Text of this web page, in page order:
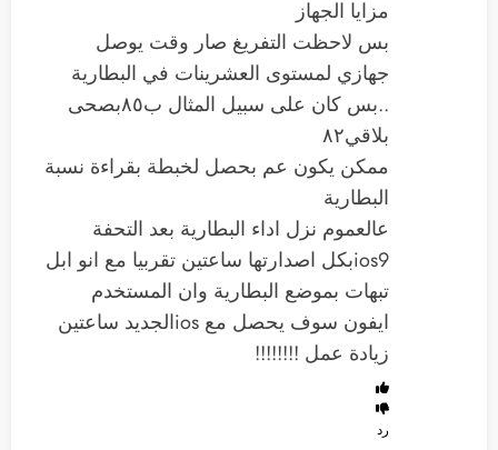
مزايا الجهاز
بس لاحظت التفريغ صار وقت يوصل
جهازي لمستوى العشرينات في البطارية
..بس كان على سبيل المثال ب٨٥بصحى
بلاقي٨٢
ممكن يكون عم بحصل لخبطة بقراءة نسبة
البطارية
عالعموم نزل اداء البطارية بعد التحفة
ios9بكل اصدارتها ساعتين تقربيا مع انو ابل
تبهات بموضع البطارية وان المستخدم
ايفون سوف يحصل مع iosالجديد ساعتين
زيادة عمل !!!!!!!!
رد